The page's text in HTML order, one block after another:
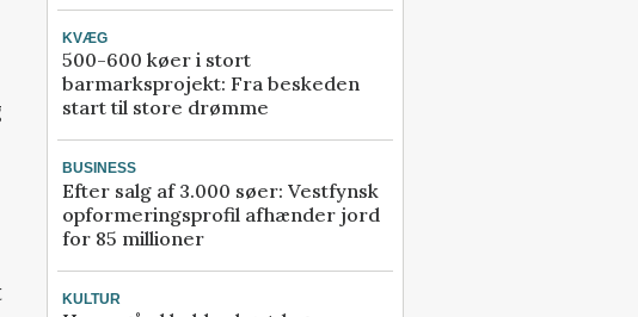
KVÆG
500-600 køer i stort
barmarksprojekt: Fra beskeden
start til store drømme
BUSINESS
Efter salg af 3.000 søer: Vestfynsk
opformeringsprofil afhænder jord
for 85 millioner
KULTUR